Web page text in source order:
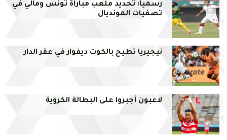
رسميا: تحديد ملعب مباراة تونس ومالي في
تصفيات المونديال
نيجيريا تطيح بالكوت ديفوار في عقر الدار
لاعبون أجبروا على البطالة الكروية